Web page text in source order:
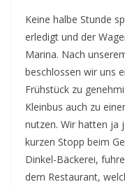
Keine halbe Stunde
erledigt und der
Marina. Nach
beschlossen wir uns
Frühstück zu
Kleinbus auch zu
nutzen. Wir hatten ja
kurzen Stopp beim
Dinkel-Bäckerei,
dem Restaurant,